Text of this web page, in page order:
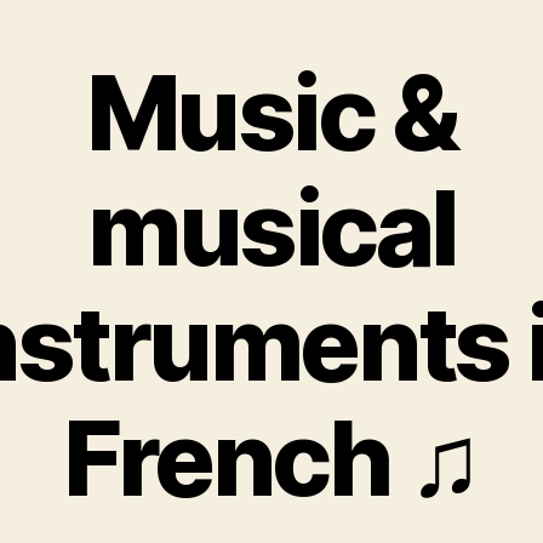
Music &
musical
French ♫